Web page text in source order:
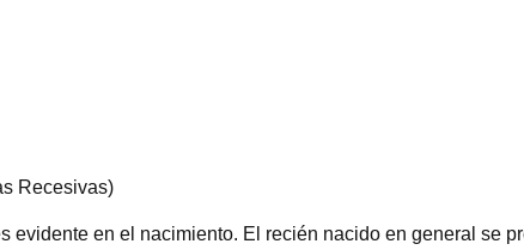
Recesivas)
en el nacimiento. El recién nacido en general se